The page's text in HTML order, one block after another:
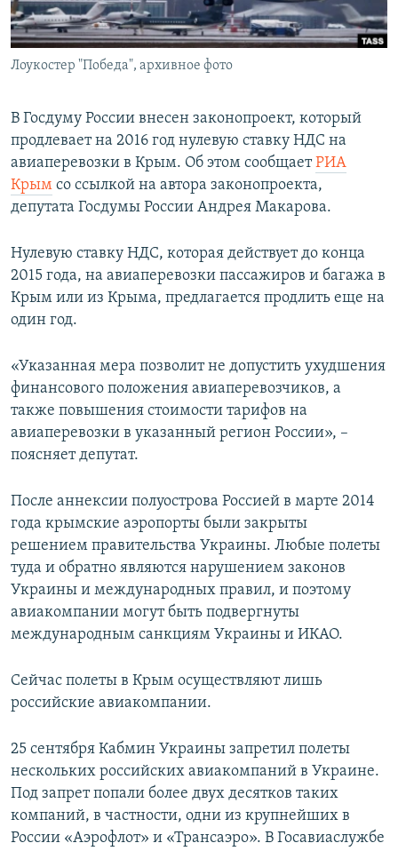
КРЫМ.НЕПОКОРЕННЫЙ
ELIFBE
УКРАИНСКАЯ ПРОБЛЕМА КРЫМА
Лоукостер "Победа", архивное фото
В Госдуму России внесен законопроект, который
продлевает на 2016 год нулевую ставку НДС на
авиаперевозки в Крым. Об этом сообщаетРИА
Крым со ссылкой на автора законопроекта,
депутата Госдумы России Андрея Макарова.
Нулевую ставку НДС, которая действует до конца
2015 года, на авиаперевозки пассажиров и багажа в
Крым или из Крыма, предлагается продлить еще на
один год.
«Указанная мера позволит не допустить ухудшения
финансового положения авиаперевозчиков, а
также повышения стоимости тарифов на
авиаперевозки в указанный регион России», –
поясняет депутат.
​После аннексии полуострова Россией в марте 2014
года крымские аэропорты были закрыты
решением правительства Украины. Любые полеты
туда и обратно являются нарушением законов
Украины и международных правил, и поэтому
авиакомпании могут быть подвергнуты
международным санкциям Украины и ИКАО.
Сейчас полеты в Крым осуществляют лишь
российские авиакомпании.
25 сентября Кабмин Украины запретил полеты
нескольких российских авиакомпаний в Украине.
Под запрет попали более двух десятков таких
компаний, в частности, одни из крупнейших в
России «Аэрофлот» и «Трансаэро». В Госавиаслужбе